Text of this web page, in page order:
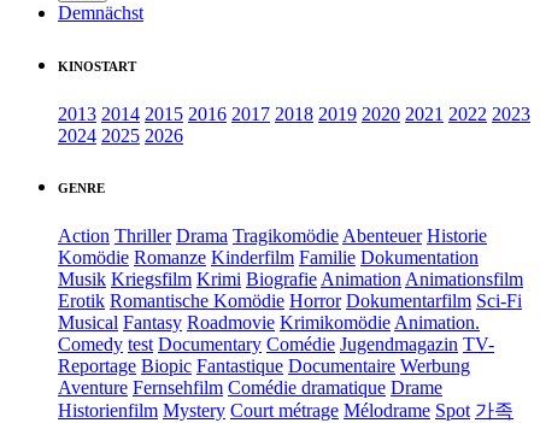
Demnächst
KINOSTART
2013 2014 2015 2016 2017 2018 2019 2020 2021 2022 2023
2024 2025 2026
GENRE
Action Thriller Drama TragikomödieAbenteuer Historie
Komödie Romanze Kinderfilm Familie Dokumentation
Musik Kriegsfilm Krimi BiografieAnimationAnimationsfilm
Erotik Romantische Komödie Horror Dokumentarfilm Sci-Fi
Musical Fantasy Roadmovie KrimikomödieAnimation.
Comedy test Documentary Comédie Jugendmagazin TV-
Reportage Biopic Fantastique Documentaire Werbung
Aventure Fernsehfilm Comédie dramatique Drame
Historienfilm Mystery Court métrage Mélodrame Spot 가족